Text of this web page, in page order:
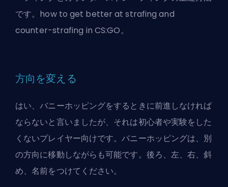
です。 how to get better at strafing and
counter-strafing in CS:GO。
方向を変える
はい、バニーホッピングをするときに前進しなければ
ならないと言いましたが、それは初心者や実験をした
くないプレイヤー向けです。バニーホッピングは、別
の方向に移動しながらも可能です。後ろ、左、右、斜
め、名前をつけてください。